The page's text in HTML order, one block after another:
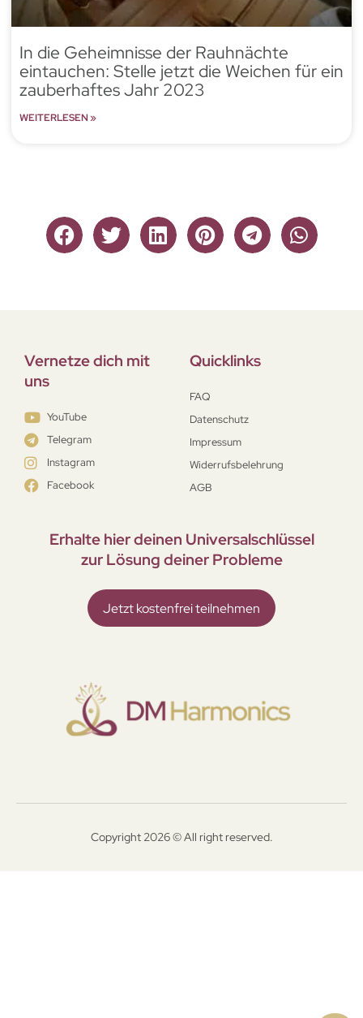
In die Geheimnisse der Rauhnächte
eintauchen: Stelle jetzt die Weichen für ein
zauberhaftes Jahr 2023
WEITERLESEN »
Vernetze dich mit
uns
YouTube
Telegram
Instagram
Facebook
Quicklinks
FAQ
Datenschutz
Impressum
Widerrufsbelehrung
AGB
Erhalte hier deinen Universal­schlüssel
zur Lösung deiner Probleme
Jetzt kostenfrei teilnehmen
Copyright 2026 © All right reserved.